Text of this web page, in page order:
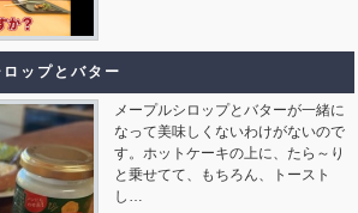
ップとバター
メープルシロップとバターが一緒に
なって美味しくないわけがないので
す。ホットケーキの上に、たら～り
と乗せてて、もちろん、トースト
し…